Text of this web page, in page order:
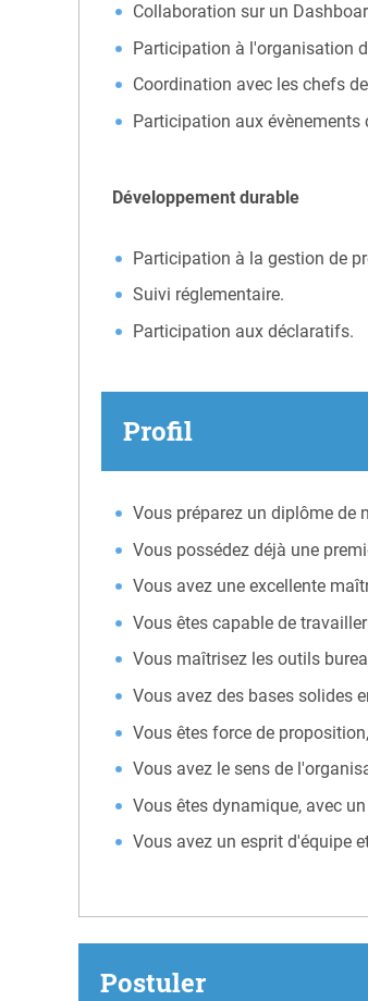
Collaboration sur un
Participation à l'organisation
Coordination avec les chefs
Participation aux évènements
Développement durable
Participation à la gestion de
Suivi réglementaire.
Participation aux déclaratifs.
Profil
Vous préparez un diplôme de
Vous possédez déjà une
Vous avez une excellente
Vous êtes capable de
Vous maîtrisez les outils
Vous avez des bases solides
Vous êtes force de
Vous avez le sens de
Vous êtes dynamique, avec
Vous avez un esprit d'équipe
Postuler